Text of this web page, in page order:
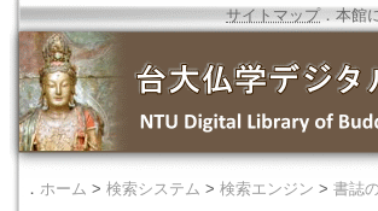
サイトマップ．本館
． ホーム > 検索システム > 検索エンジン > 書誌